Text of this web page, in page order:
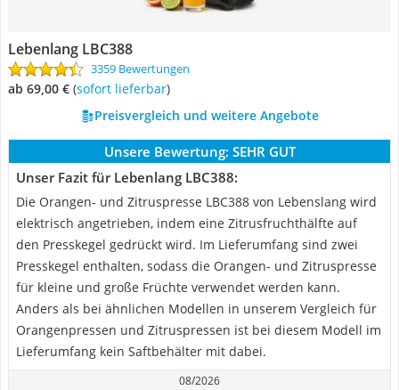
Lebenlang LBC388
3359 Bewertungen
ab 69,00 € ( Sofort lieferbar)
Preisvergleich und weitere Angebote
Unsere Bewertung: SEHR GUT
Unser Fazit für Lebenlang LBC388:
Die Orangen- und Zitruspresse LBC388 von Lebenslang wird
elektrisch angetrieben, indem eine Zitrusfruchthälfte auf
den Presskegel gedrückt wird. Im Lieferumfang sind zwei
Presskegel enthalten, sodass die Orangen- und Zitruspresse
für kleine und große Früchte verwendet werden kann.
Anders als bei ähnlichen Modellen in unserem Vergleich für
Orangenpressen und Zitruspressen ist bei diesem Modell im
Lieferumfang kein Saftbehälter mit dabei.
08/2026